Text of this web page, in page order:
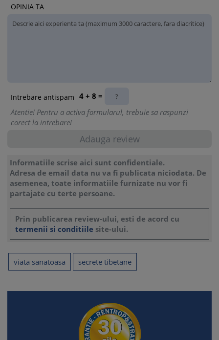
OPINIA TA
Intrebare antispam 4 + 8 =
Atentie! Pentru a activa formularul, trebuie sa raspunzi
corect la intrebare!
Informatiile scrise aici sunt confidentiale.
Adresa de email data nu va fi publicata niciodata. De
asemenea, toate informatiile furnizate nu vor fi
partajate cu terte persoane.
Prin publicarea review-ului, esti de acord cu
termenii si conditiile site-ului.
viata sanatoasa secrete tibetane